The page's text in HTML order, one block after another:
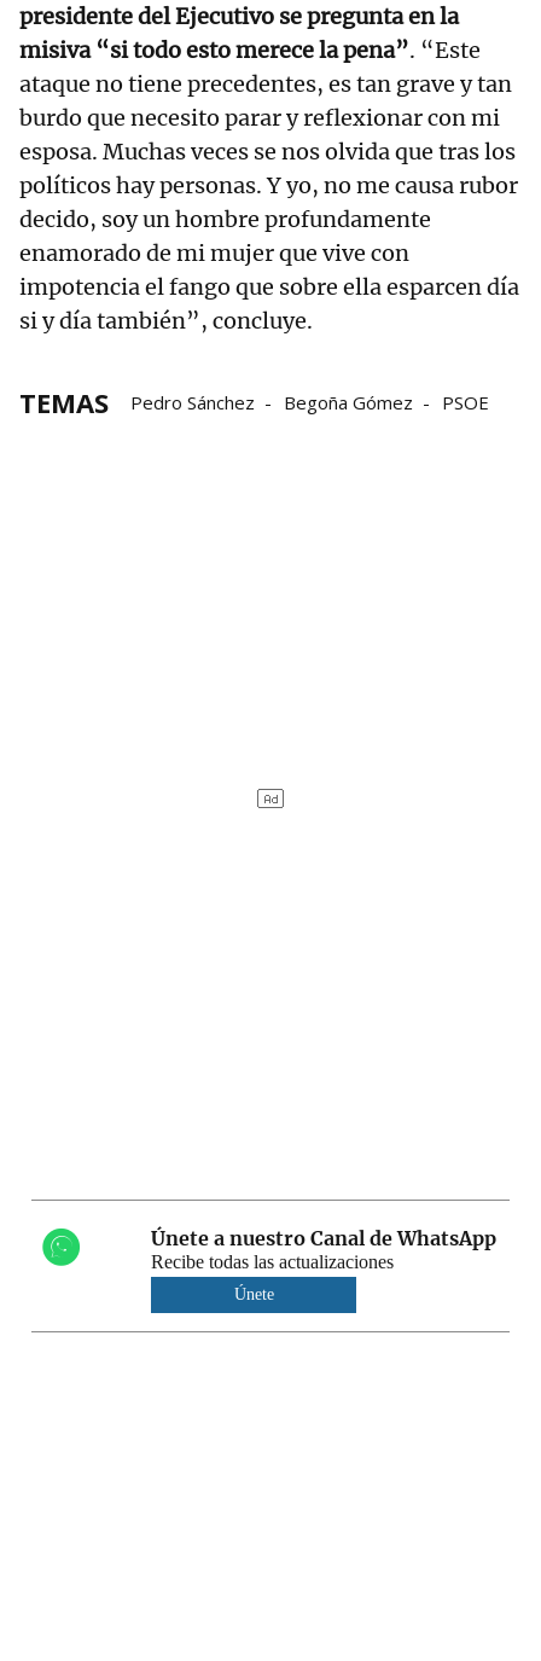
presidente del Ejecutivo se pregunta en la
misiva “si todo esto merece la pena”. “Este
ataque no tiene precedentes, es tan grave y tan
burdo que necesito parar y reflexionar con mi
esposa. Muchas veces se nos olvida que tras los
políticos hay personas. Y yo, no me causa rubor
decido, soy un hombre profundamente
enamorado de mi mujer que vive con
impotencia el fango que sobre ella esparcen día
si y día también”, concluye.
TEMAS Pedro Sánchez Begoña Gómez PSOE
Únete a nuestro Canal de WhatsApp
Recibe todas las actualizaciones
Únete